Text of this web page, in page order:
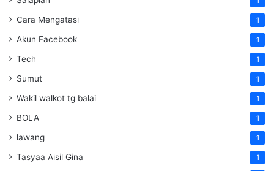
Cara Mengatasi 1
Akun Facebook 1
Tech 1
Sumut 1
Wakil walkot tg balai 1
BOLA 1
lawang 1
Tasyaa Aisil Gina 1